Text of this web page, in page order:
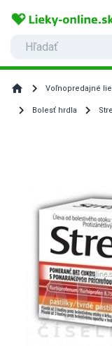
home Voľnopredajné
Bolesť hrdla